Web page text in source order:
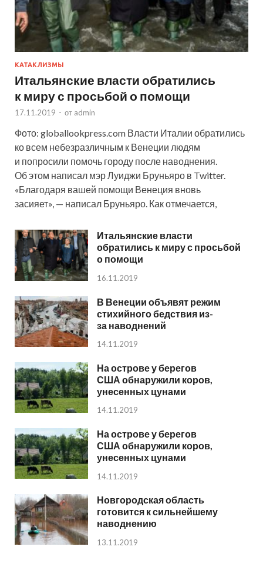
КАТАКЛИЗМЫ
Итальянские власти обратились
к миру с просьбой о помощи
17.11.2019 - от admin
Фото: globallookpress.com Власти Италии обратились
ко всем небезразличным к Венеции людям
и попросили помочь городу после наводнения.
Об этом написал мэр Луиджи Бруньяро в Twitter.
«Благодаря вашей помощи Венеция вновь
засияет», — написал Бруньяро. Как отмечается,
Итальянские власти
обратились к миру с просьбой
о помощи
16.11.2019
В Венеции объявят режим
стихийного бедствия из-
за наводнений
14.11.2019
На острове у берегов
США обнаружили коров,
унесенных цунами
14.11.2019
На острове у берегов
США обнаружили коров,
унесенных цунами
14.11.2019
Новгородская область
готовится к сильнейшему
наводнению
13.11.2019